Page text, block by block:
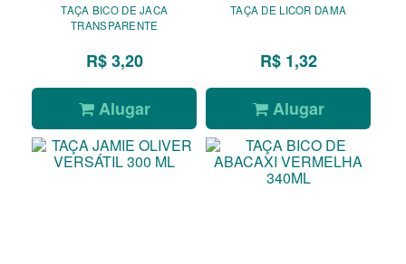
TAÇA BICO DE JACA
TRANSPARENTE
R$ 3,20
Alugar
TAÇA DE LICOR DAMA
R$ 1,32
Alugar